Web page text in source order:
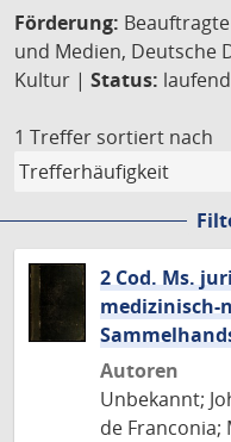
Förderung:
und Medien, Deutsche
Kultur | Status: laufend
1 Treffer sortiert nach
2 Cod. Ms.
Autoren
Unbekannt;
de Franconia;